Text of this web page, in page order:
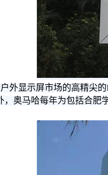
外显示屏市场的高精尖的
，奥马哈每年为包括合肥